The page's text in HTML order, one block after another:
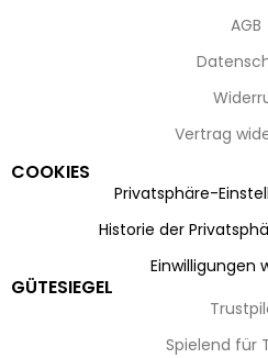
AGB
Vertrag
COOKIES
Privatsphäre-
Historie der
Einwilligungen
GÜTESIEGEL
Spielend für